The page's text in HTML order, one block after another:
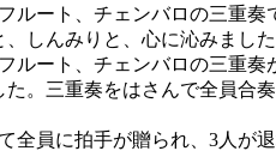
ート、チェンバロの三重奏
しんみりと、心に沁みました
ルート、チェンバロの三重奏
。三重奏をはさんで全員合
員に拍手が贈られ、3人が